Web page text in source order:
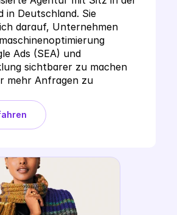
in Deutschland. Sie
darauf, Unternehmen
Ads (SEA) und
sichtbarer zu machen
mehr Anfragen zu